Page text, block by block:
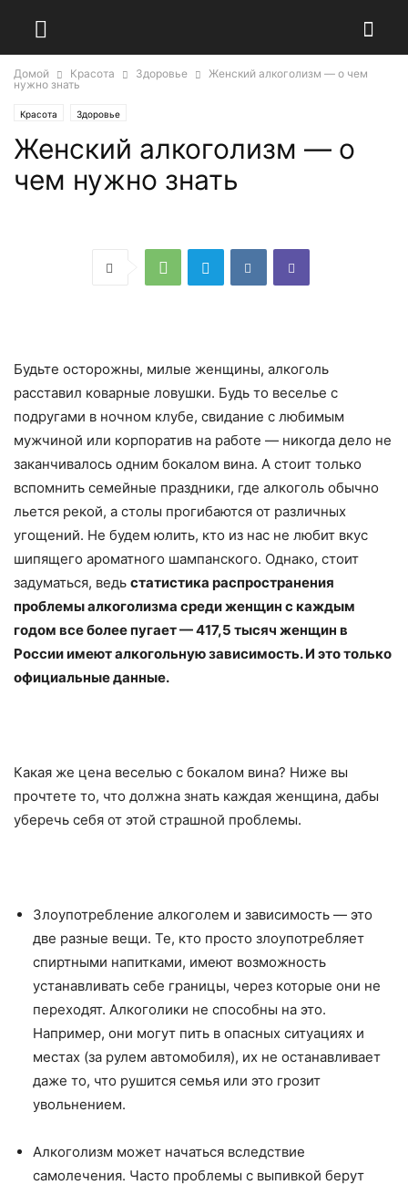
Домой Красота Здоровье
Женский алкоголизм — о чем
нужно знать
Красота Здоровье
Женский алкоголизм — о
чем нужно знать
Будьте осторожны, милые женщины, алкоголь
расставил коварные ловушки. Будь то веселье с
подругами в ночном клубе, свидание с любимым
мужчиной или корпоратив на работе — никогда дело не
заканчивалось одним бокалом вина. А стоит только
вспомнить семейные праздники, где алкоголь обычно
льется рекой, а столы прогибаются от различных
угощений. Не будем юлить, кто из нас не любит вкус
шипящего ароматного шампанского. Однако, стоит
задуматься, ведь статистика распространения
проблемы алкоголизма среди женщин с каждым
годом все более пугает — 417,5 тысяч женщин в
России имеют алкогольную зависимость. И это только
официальные данные.
Какая же цена веселью с бокалом вина? Ниже вы
прочтете то, что должна знать каждая женщина, дабы
уберечь себя от этой страшной проблемы.
Злоупотребление алкоголем и зависимость — это
две разные вещи. Те, кто просто злоупотребляет
спиртными напитками, имеют возможность
устанавливать себе границы, через которые они не
переходят. Алкоголики не способны на это.
Например, они могут пить в опасных ситуациях и
местах (за рулем автомобиля), их не останавливает
даже то, что рушится семья или это грозит
увольнением.
Алкоголизм может начаться вследствие
самолечения. Часто проблемы с выпивкой берут